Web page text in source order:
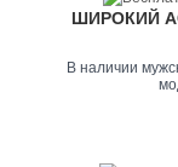
ШИРОКИЙ
В наличии